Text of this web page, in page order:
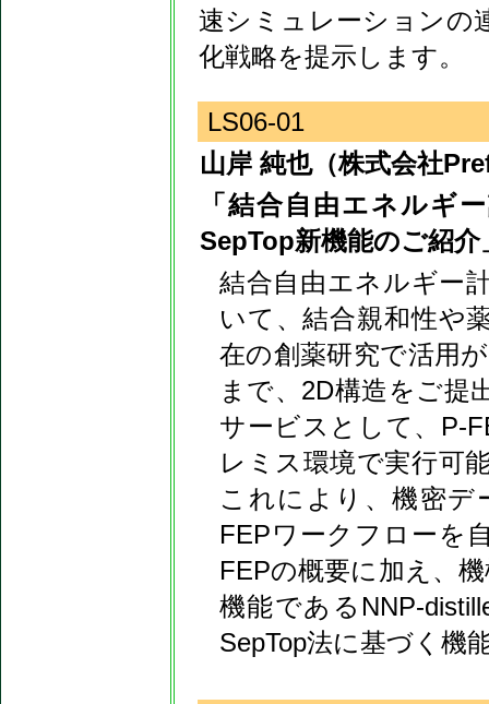
速シミュレーションの
化戦略を提示します。
LS06-01
山岸 純也（株式会社
「結合自由エネルギ
SepTop新機能のご紹介
結合自由エネルギー
いて、結合親和性や
在の創薬研究で活用
まで、2D構造をご提
サービスとして、P-
レミス環境で実行可
これにより、機密デ
FEPワークフローを
FEPの概要に加え、
機能であるNNP-
SepTop法に基づく機